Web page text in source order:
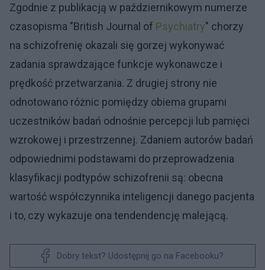
Zgodnie z publikacją w październikowym numerze
czasopisma "British Journal of Psychiatry" chorzy
na schizofrenię okazali się gorzej wykonywać
zadania sprawdzające funkcje wykonawcze i
prędkość przetwarzania. Z drugiej strony nie
odnotowano różnic pomiędzy obiema grupami
uczestników badań odnośnie percepcji lub pamięci
wzrokowej i przestrzennej. Zdaniem autorów badań
odpowiednimi podstawami do przeprowadzenia
klasyfikacji podtypów schizofrenii są: obecna
wartość współczynnika inteligencji danego pacjenta
i to, czy wykazuje ona tendendencję malejącą.
Dobry tekst? Udostępnij go na Facebooku?